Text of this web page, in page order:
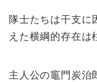
隊士たちは干支に
えた横綱的存在は
主人公の竈門炭治